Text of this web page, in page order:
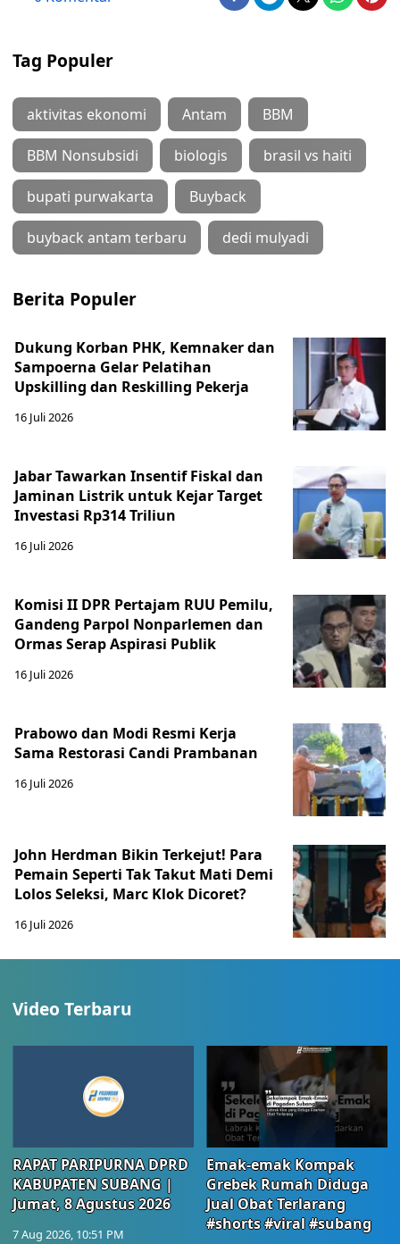
Tag Populer
aktivitas ekonomi Antam BBM
BBM Nonsubsidi biologis brasil vs haiti
bupati purwakarta Buyback
buyback antam terbaru dedi mulyadi
Berita Populer
Dukung Korban PHK, Kemnaker dan
Sampoerna Gelar Pelatihan
Upskilling dan Reskilling Pekerja
16 Juli 2026
Jabar Tawarkan Insentif Fiskal dan
Jaminan Listrik untuk Kejar Target
Investasi Rp314 Triliun
16 Juli 2026
Komisi II DPR Pertajam RUU Pemilu,
Gandeng Parpol Nonparlemen dan
Ormas Serap Aspirasi Publik
16 Juli 2026
Prabowo dan Modi Resmi Kerja
Sama Restorasi Candi Prambanan
16 Juli 2026
John Herdman Bikin Terkejut! Para
Pemain Seperti Tak Takut Mati Demi
Lolos Seleksi, Marc Klok Dicoret?
16 Juli 2026
Video Terbaru
RAPAT PARIPURNA DPRD
KABUPATEN SUBANG |
Jumat, 8 Agustus 2026
7 Aug 2026, 10:51 PM
Emak-emak Kompak
Grebek Rumah Diduga
Jual Obat Terlarang
#shorts #viral #subang